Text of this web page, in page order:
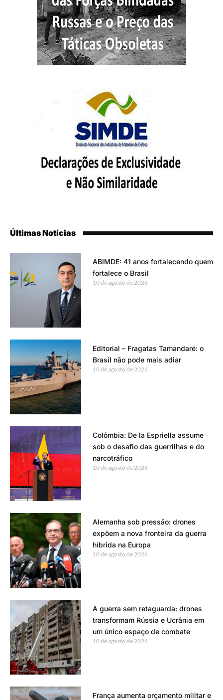
Últimas Notícias
ABIMDE: 41 anos fortalecendo quem
fortalece o Brasil
10 de agosto de 2026
Editorial – Fragatas Tamandaré: o
Brasil não pode mais adiar
10 de agosto de 2026
Colômbia: De la Espriella assume
sob o desafio das guerrilhas e do
narcotráfico
10 de agosto de 2026
Alemanha sob pressão: drones
expõem a nova fronteira da guerra
híbrida na Europa
10 de agosto de 2026
A guerra sem retaguarda: drones
transformam Rússia e Ucrânia em
um único espaço de combate
10 de agosto de 2026
França aumenta orçamento militar e